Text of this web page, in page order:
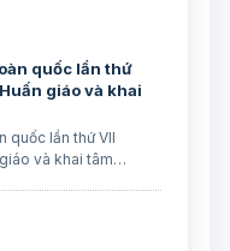
quốc lần thứ
giáo và khai
quốc lần thứ VII
và khai tâm